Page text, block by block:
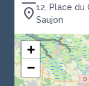
12, Place du
Saujon
+
−